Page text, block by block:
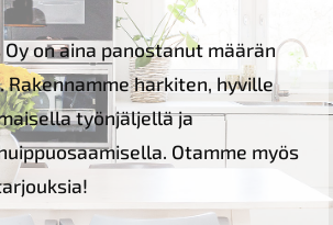
Oy on aina panostanut määrän
Rakennamme harkiten, hyville
työnjäljellä ja
Otamme myös